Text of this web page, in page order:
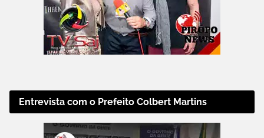
Entrevista com o Prefeito Colbert Martins